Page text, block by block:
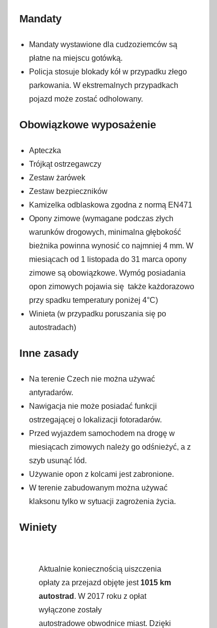
Mandaty
Mandaty wystawione dla cudzoziemców są
płatne na miejscu gotówką.
Policja stosuje blokady kół w przypadku złego
parkowania. W ekstremalnych przypadkach
pojazd może zostać odholowany.
Obowiązkowe wyposażenie
Apteczka
Trójkąt ostrzegawczy
Zestaw żarówek
Zestaw bezpieczników
Kamizelka odblaskowa zgodna z normą EN471
Opony zimowe (wymagane podczas złych
warunków drogowych, minimalna głębokość
bieżnika powinna wynosić co najmniej 4 mm. W
miesiącach od 1 listopada do 31 marca opony
zimowe są obowiązkowe. Wymóg posiadania
opon zimowych pojawia się także każdorazowo
przy spadku temperatury poniżej 4°C)
Winieta (w przypadku poruszania się po
autostradach)
Inne zasady
Na terenie Czech nie można używać
antyradarów.
Nawigacja nie może posiadać funkcji
ostrzegającej o lokalizacji fotoradarów.
Przed wyjazdem samochodem na drogę w
miesiącach zimowych należy go odśnieżyć, a z
szyb usunąć lód.
Używanie opon z kolcami jest zabronione.
W terenie zabudowanym można używać
klaksonu tylko w sytuacji zagrożenia życia.
Winiety
Aktualnie koniecznością uiszczenia
opłaty za przejazd objęte jest 1015 km
autostrad . W 2017 roku z opłat
wyłączone zostały
autostradowe obwodnice miast. Dzięki